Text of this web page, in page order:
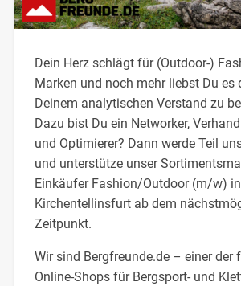
Dein Herz schlägt für (Outdoor-)
Marken und noch mehr liebst Du es
Deinem analytischen Verstand zu
Dazu bist Du ein Networker,
und Optimierer? Dann werde Teil
und unterstütze unser
Einkäufer Fashion/Outdoor (m/w) in
Kirchentellinsfurt ab dem
Zeitpunkt.
Wir sind Bergfreunde.de – einer der
Online-Shops für Bergsport- und